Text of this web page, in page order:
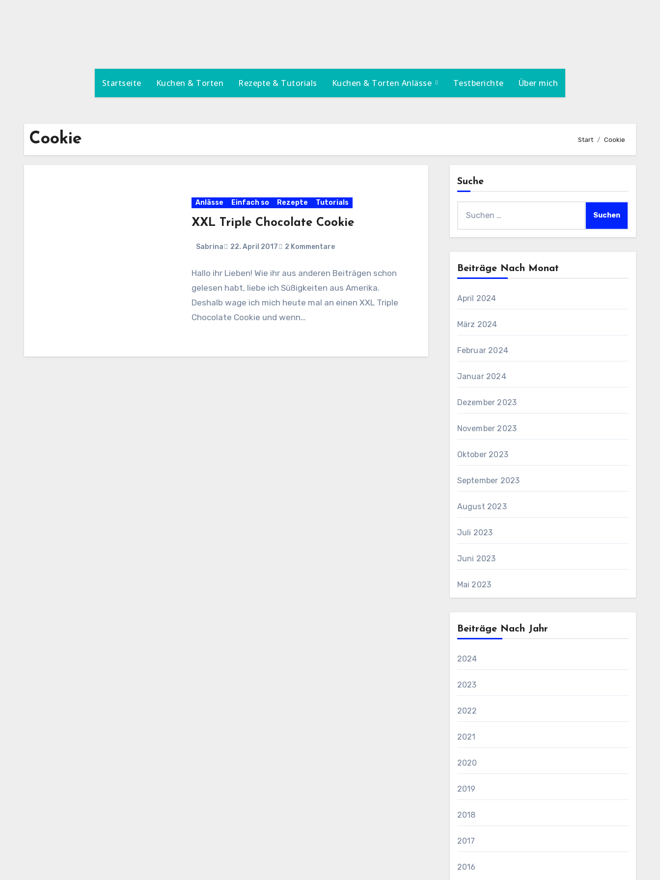
Startseite Kuchen & Torten Rezepte & Tutorials Kuchen & Torten Anlässe Testberichte Über mich
Cookie Start Cookie
Anlässe Einfach so Rezepte Tutorials
XXL Triple Chocolate Cookie
Sabrina 22. April 2017 2 Kommentare
Hallo ihr Lieben! Wie ihr aus anderen Beiträgen schon
gelesen habt, liebe ich Süßigkeiten aus Amerika.
Deshalb wage ich mich heute mal an einen XXL Triple
Chocolate Cookie und wenn…
Suche
nach:
Beiträge Nach Monat
April 2024
März 2024
Februar 2024
Januar 2024
Dezember 2023
November 2023
Oktober 2023
September 2023
August 2023
Juli 2023
Juni 2023
Mai 2023
Beiträge Nach Jahr
2024
2023
2022
2021
2020
2019
2018
2017
2016